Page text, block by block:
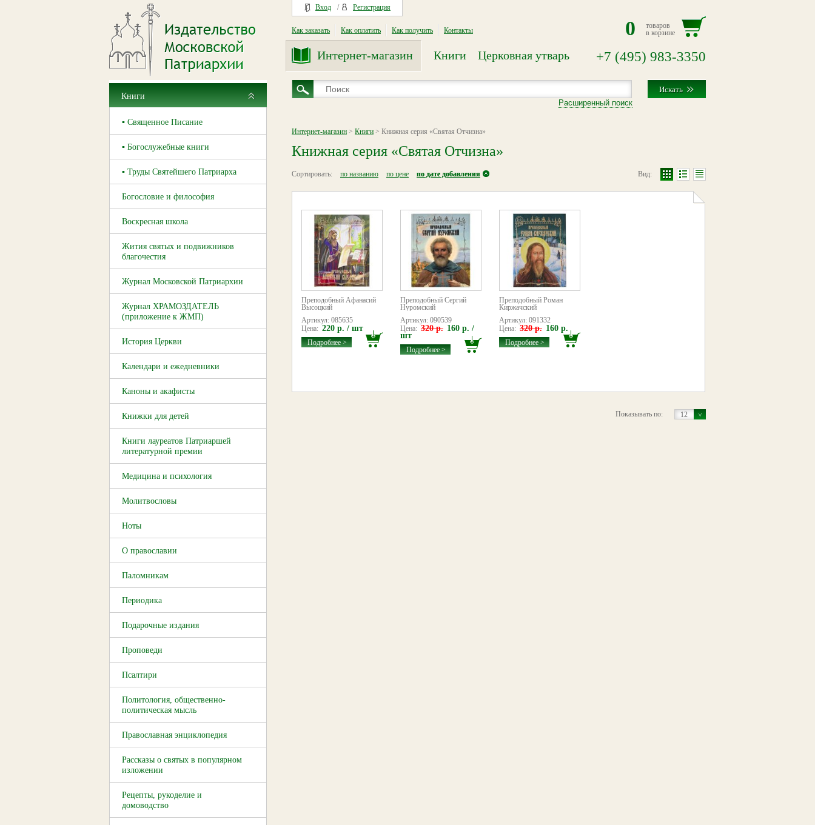
Вход / Регистрация
Как заказать Как оплатить Как получить Контакты 0
товаров
в корзине
Интернет-магазин Книги Церковная утварь +7 (495) 983-3350
Книги
▪ Священное Писание
▪ Богослужебные книги
▪ Труды Святейшего Патриарха
Богословие и философия
Воскресная школа
Жития святых и подвижников
благочестия
Журнал Московской Патриархии
Журнал ХРАМОЗДАТЕЛЬ
(приложение к ЖМП)
История Церкви
Календари и ежедневники
Каноны и акафисты
Книжки для детей
Книги лауреатов Патриаршей
литературной премии
Медицина и психология
Молитвословы
Ноты
О православии
Паломникам
Периодика
Подарочные издания
Проповеди
Псалтири
Политология, общественно-
политическая мысль
Православная энциклопедия
Рассказы о святых в популярном
изложении
Рецепты, рукоделие и
домоводство
Расширенный поиск
Интернет-магазин > Книги > Книжная серия «Святая Отчизна»
Книжная серия «Святая Отчизна»
Сортировать: Вид:
по названию по цене по дате добавления
Преподобный Афанасий
Высоцкий
Артикул: 085635
Цена: 220 р. / шт
Подробнее >
Преподобный Сергий
Нуромский
Артикул: 090539
Цена: 320 р. 160 р. /
шт
Подробнее >
Преподобный Роман
Киржачский
Артикул: 091332
Цена: 320 р. 160 р.
Подробнее >
12
Показывать по: